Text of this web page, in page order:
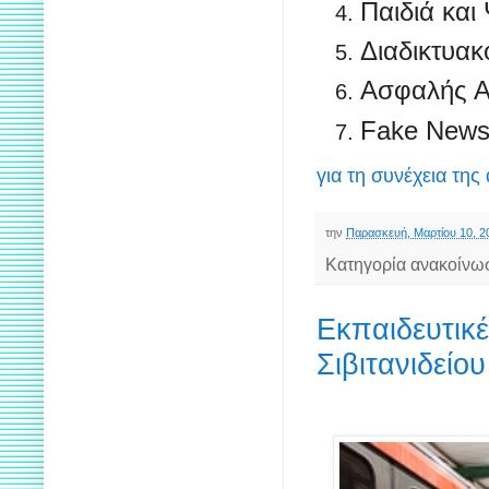
Παιδιά
Ασφαλής
Fake
για τη συνέχεια
την Παρασκευή, Μαρτίου 10,
Κατηγορία